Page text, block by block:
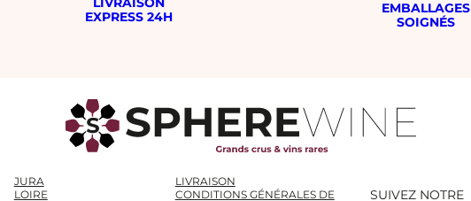
EXPRESS 24H
EMBALLAGES
SOIGNÉS
JURA
LOIRE
LIVRAISON
CONDITIONS GÉNÉRALES DE
SUIVEZ NOTRE